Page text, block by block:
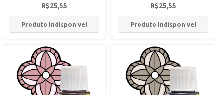
R$25,55
Produto indisponível
R$25,55
Produto indisponível